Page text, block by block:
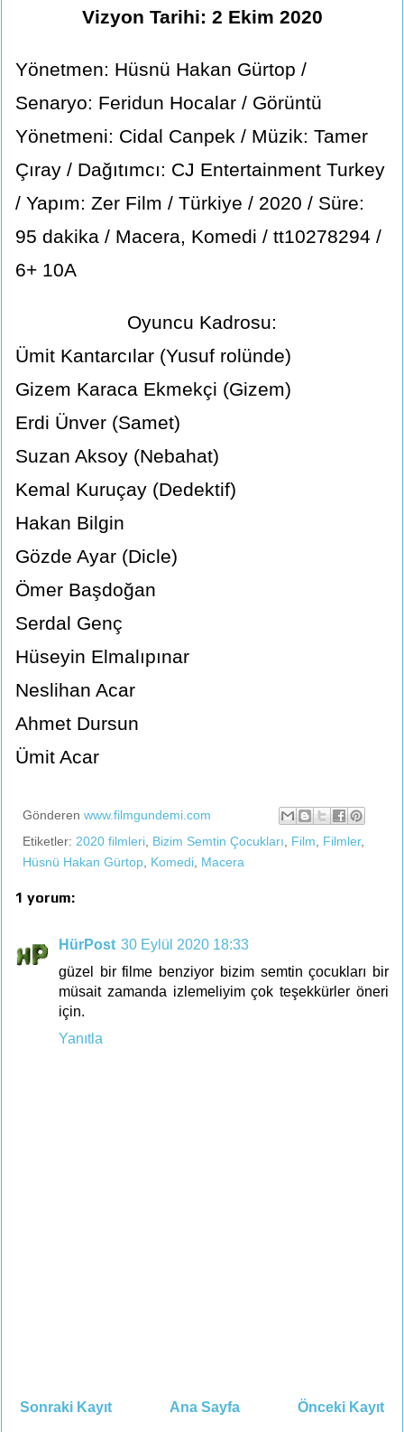
Vizyon Tarihi: 2 Ekim 2020
Yönetmen: Hüsnü Hakan Gürtop /
Senaryo: Feridun Hocalar / Görüntü
Yönetmeni: Cidal Canpek / Müzik: Tamer
Çıray / Dağıtımcı: CJ Entertainment Turkey
/ Yapım: Zer Film / Türkiye / 2020 / Süre:
95 dakika / Macera, Komedi / tt10278294 /
6+ 10A
Oyuncu Kadrosu:
Ümit Kantarcılar (Yusuf rolünde)
Gizem Karaca Ekmekçi (Gizem)
Erdi Ünver (Samet)
Suzan Aksoy (Nebahat)
Kemal Kuruçay (Dedektif)
Hakan Bilgin
Gözde Ayar (Dicle)
Ömer Başdoğan
Serdal Genç
Hüseyin Elmalıpınar
Neslihan Acar
Ahmet Dursun
Ümit Acar
Gönderen www.filmgundemi.com
Etiketler: 2020 filmleri Bizim Semtin Çocukları Film Filmler,
Hüsnü Hakan Gürtop Komedi Macera
1 yorum:
HürPost 30 Eylül 2020 18:33
güzel bir filme benziyor bizim semtin çocukları bir
müsait zamanda izlemeliyim çok teşekkürler öneri
için.
Yanıtla
Sonraki Kayıt Önceki Kayıt
Ana Sayfa